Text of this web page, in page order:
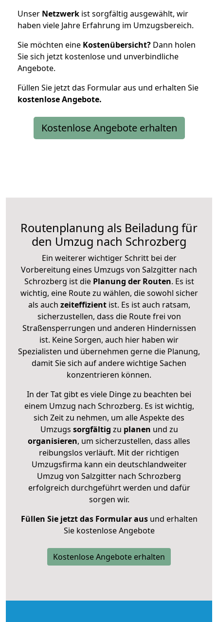
Unser Netzwerk ist sorgfältig ausgewählt, wir
haben viele Jahre Erfahrung im Umzugsbereich.
Sie möchten eine Kostenübersicht? Dann holen
Sie sich jetzt kostenlose und unverbindliche
Angebote.
Füllen Sie jetzt das Formular aus und erhalten Sie
kostenloseAngebote.
Kostenlose Angebote erhalten
Routenplanung als Beiladung für
den Umzug nach Schrozberg
Ein weiterer wichtiger Schritt bei der
Vorbereitung eines Umzugs von Salzgitter nach
Schrozberg ist diePlanung der Routen. Es ist
wichtig, eine Route zu wählen, die sowohl sicher
als auch zeiteffizientist. Es ist auch ratsam,
sicherzustellen, dass die Route frei von
Straßensperrungen und anderen Hindernissen
ist. Keine Sorgen, auch hier haben wir
Spezialisten und übernehmen gerne die Planung,
damit Sie sich auf andere wichtige Sachen
konzentrieren können.
In der Tat gibt es viele Dinge zu beachten bei
einem Umzug nach Schrozberg. Es ist wichtig,
sich Zeit zu nehmen, um alle Aspekte des
Umzugs sorgfältig zu planen und zu
organisieren, um sicherzustellen, dass alles
reibungslos verläuft. Mit der richtigen
Umzugsfirma kann ein deutschlandweiter
Umzug von Salzgitter nach Schrozberg
erfolgreich durchgeführt werden und dafür
sorgen wir.
Füllen Sie jetzt das Formular ausund erhalten
Sie kostenlose Angebote
Kostenlose Angebote erhalten